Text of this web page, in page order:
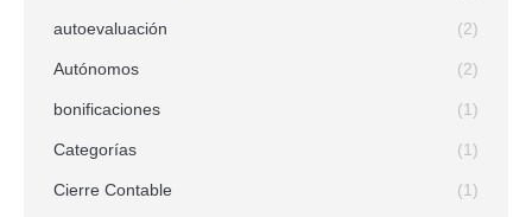
autoevaluación (2)
Autónomos (2)
bonificaciones (1)
Categorías (1)
Cierre Contable (1)